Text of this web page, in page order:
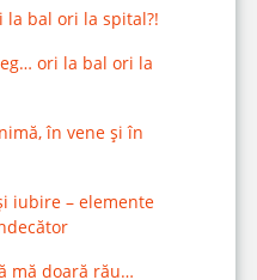
la bal ori la spital?!
ori la bal ori la
în vene și în
iubire – elemente
mă doară rău…